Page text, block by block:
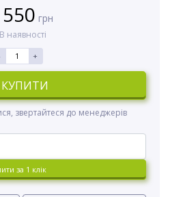
550 грн
В наявності
+
звертайтеся до менеджерів
за 1 клiк